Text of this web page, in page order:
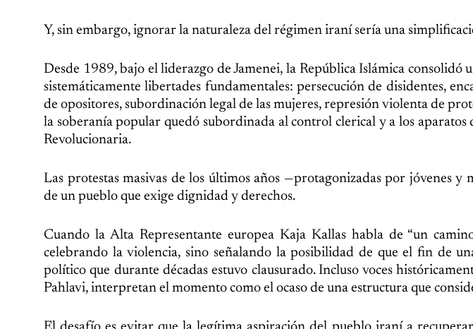
Y, sin embargo, ignorar la naturaleza del régimen iraní sería una
Desde 1989, bajo el liderazgo de Jamenei, la República Islámica consolidó
sistemáticamente libertades fundamentales: persecución de disidentes,
de opositores, subordinación legal de las mujeres, represión violenta de
la soberanía popular quedó subordinada al control clerical y a los
Revolucionaria.
Las protestas masivas de los últimos años —protagonizadas por jóvenes
de un pueblo que exige dignidad y derechos.
Cuando la Alta Representante europea Kaja Kallas habla de “un
celebrando la violencia, sino señalando la posibilidad de que el fin de
político que durante décadas estuvo clausurado. Incluso voces
Pahlavi, interpretan el momento como el ocaso de una estructura que